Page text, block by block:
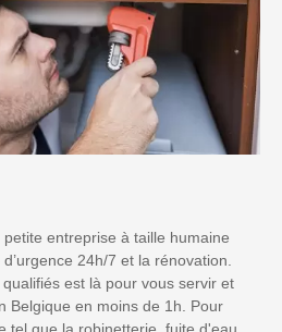
entreprise à taille humaine
24h/7 et la rénovation.
est là pour vous servir et
Belgique en moins de 1h. Pour
tel que la robinetterie, fuite d'eau,